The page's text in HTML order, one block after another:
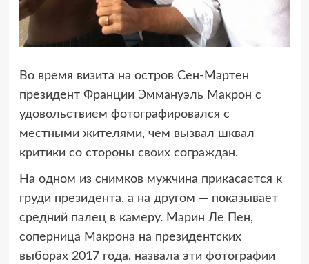
Во время визита на остров Сен-Мартен
президент Франции Эммануэль Макрон с
удовольствием фотографировался с
местными жителями, чем вызвал шквал
критики со стороны своих сограждан.
На одном из снимков мужчина прикасается к
груди президента, а на другом — показывает
средний палец в камеру. Марин Ле Пен,
соперница Макрона на президентских
выборах 2017 года, назвала эти фотографии